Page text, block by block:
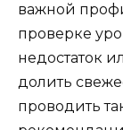
важной
проверке
недостаток
долить
проводить